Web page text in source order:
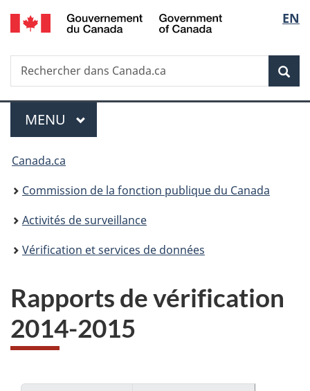
Passer
au
principal
Passer
à
Au
du
Passer
à
version
simplifiée
de
la
EN
Recherche
Rechercher
dans
Menu
MENU PRINCIPAL
Vous
êtes
ici :
Canada.ca
Commission de la fonction publique du Canada
Activités de surveillance
Vérification et services de données
Rapports de vérification
2014-2015